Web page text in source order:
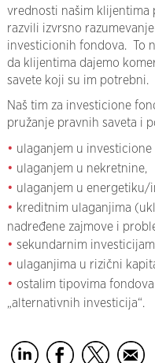
vrednosti našim klijentima
razvili izvrsno
investicionih fondova. To
da klijentima dajemo
savete koji su im potrebni.
Naš tim za investicione
pružanje pravnih saveta i
ulaganjem u investicione
ulaganjem u nekretnine,
ulaganjem u
kreditnim ulaganjima
nadređene zajmove i
sekundarnim
ulaganjima u rizični
ostalim tipovima
„alternativnih investicija“.